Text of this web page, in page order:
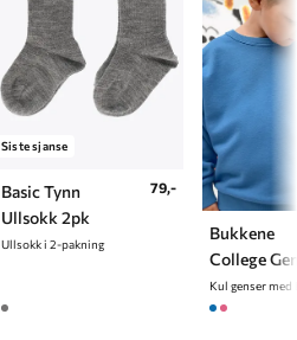
Siste sjanse
Basic Tynn
Ullsokk 2pk
Ullsokk i 2-pakning
79,-
Bukkene
College